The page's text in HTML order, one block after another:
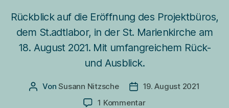
Rückblick auf die Eröffnung des Projektbüros,
dem St.adtlabor, in der St. Marienkirche am
18. August 2021. Mit umfangreichem Rück-
und Ausblick.
Beitragsautor
VonSusann Nitzsche Veröffentlichungsdatum
19. August 2021
1 Kommentarzu